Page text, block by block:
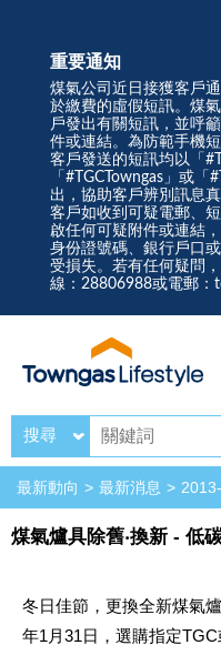
重要通知
煤氣公司近日接獲客戶
於繳費的虛假短訊。煤
戶發出有關短訊，並呼
件或連結。為防範手機
客戶發送的短訊均以「
「#TGCTowngas」或「
出，協助客戶辨別訊息真
客戶如收到可疑電郵、
啟任何可疑附件或連結
身份證號碼、銀行戶口
受損失。若有任何疑問
線：28806988或電郵：
搜尋
最新動向 最新消息
煤氣爐具除舊‧換新 - 低
冬日佳節，更換全新煤氣
年1月31日，選購指定